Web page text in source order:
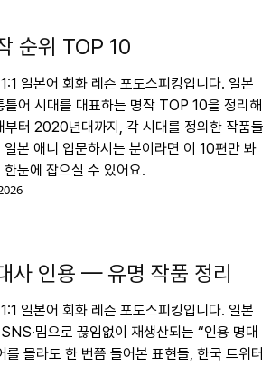
순위 TOP 10
일본어 회화 레슨 포도스피킹입니다. 일본
어 시대를 대표하는 명작 TOP 10을 정리해
터 2020년대까지, 각 시대를 정의한 작품들
본 애니 입문하시는 분이라면 이 10편만 봐
눈에 잡으실 수 있어요.
사 인용 — 유명 작품 정리
일본어 회화 레슨 포도스피킹입니다. 일본
밈으로 끊임없이 재생산되는 “인용 명대
를 몰라도 한 번쯤 들어본 표현들, 한국 트위터